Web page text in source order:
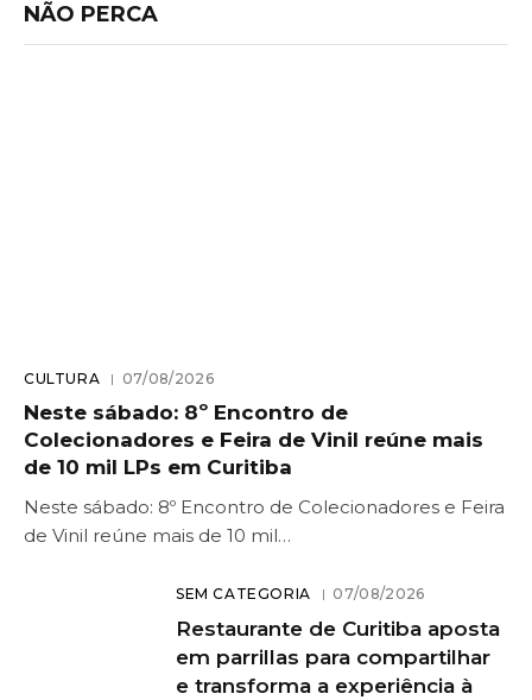
NÃO PERCA
CULTURA 07/08/2026
Neste sábado: 8º Encontro de
Colecionadores e Feira de Vinil reúne mais
de 10 mil LPs em Curitiba
Neste sábado: 8º Encontro de Colecionadores e Feira
de Vinil reúne mais de 10 mil…
SEM CATEGORIA 07/08/2026
Restaurante de Curitiba aposta
em parrillas para compartilhar
e transforma a experiência à